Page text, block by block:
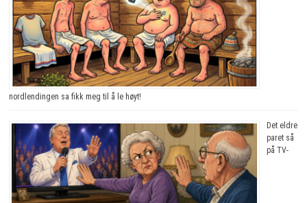
nordlendingen sa fikk meg til å le høyt!
Det eldre
paret så
på TV-